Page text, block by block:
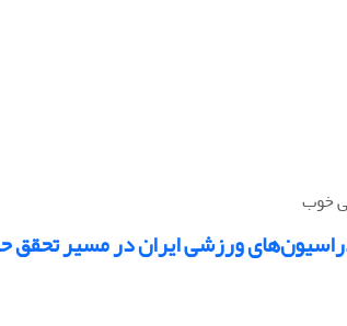
خوب
ورزشی ایران در مسیر تحقق